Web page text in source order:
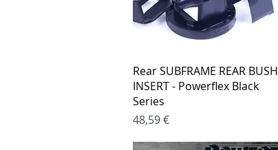
Greita peržiūra
Rear SUBFRAME REAR BUSH
INSERT - Powerflex Black
Series
Kaina
48,59 €